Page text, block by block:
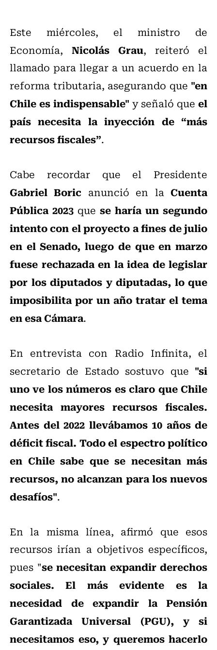
Este miércoles, el ministro de
Economía, Nicolás Grau, reiteró el
llamado para llegar a un acuerdo en la
reforma tributaria, asegurando que "en
Chile es indispensable" y señaló queel
país necesita la inyección de “más
recursos fiscales”.
Cabe recordar que el Presidente
Gabriel Boric anunció en laCuenta
Pública 2023 que se haría un segundo
intento con el proyecto a fines de julio
en el Senado, luego de que en marzo
fuese rechazada en la idea de legislar
por los diputados y diputadas, lo que
imposibilita por un año tratar el tema
en esa Cámara.
En entrevista con Radio Infinita, el
secretario de Estado sostuvo que "si
uno ve los números es claro que Chile
necesita mayores recursos fiscales.
Antes del 2022 llevábamos 10 años de
déficit fiscal. Todo el espectro político
en Chile sabe que se necesitan más
recursos, no alcanzan para los nuevos
desafíos".
En la misma línea, afirmó que esos
recursos irían a objetivos específicos,
pues "se necesitan expandir derechos
sociales. El más evidente es la
necesidad de expandir la Pensión
Garantizada Universal (PGU), y si
necesitamos eso, y queremos hacerlo